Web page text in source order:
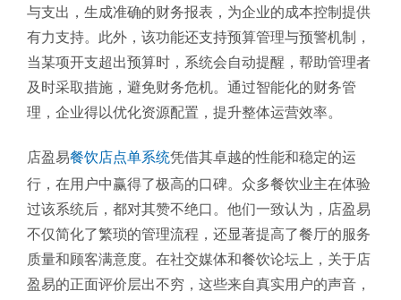
与支出，生成准确的财务报表，为企业的成本控制提供
有力支持。此外，该功能还支持预算管理与预警机制，
当某项开支超出预算时，系统会自动提醒，帮助管理者
及时采取措施，避免财务危机。通过智能化的财务管
理，企业得以优化资源配置，提升整体运营效率。
店盈易餐饮店点单系统凭借其卓越的性能和稳定的运
行，在用户中赢得了极高的口碑。众多餐饮业主在体验
过该系统后，都对其赞不绝口。他们一致认为，店盈易
不仅简化了繁琐的管理流程，还显著提高了餐厅的服务
质量和顾客满意度。在社交媒体和餐饮论坛上，关于店
盈易的正面评价层出不穷，这些来自真实用户的声音，